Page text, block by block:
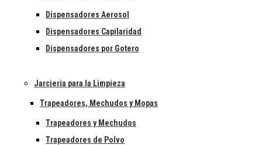
Dispensadores Aerosol
Dispensadores Capilaridad
Dispensadores por Gotero
Jarcieria para la Limpieza
Trapeadores, Mechudos y Mopas
Trapeadores y Mechudos
Trapeadores de Polvo